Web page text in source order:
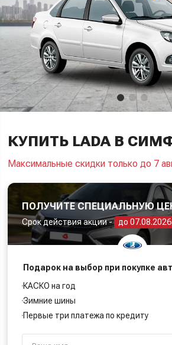
КУПИТЬ LADA В
Максимальные скидки только до 7
ПОЛУЧИТЕ СПЕЦИАЛЬНУЮ
Срок действия акции - до 07.08.2026
Подарок на выбор при покупке
КАСКО на год
Зимние шины
Первые три платежа по кредиту